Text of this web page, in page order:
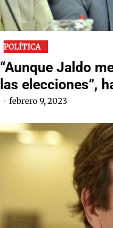
POLÍTICA
“Aunque Jaldo
las elecciones”,
febrero 9, 2023